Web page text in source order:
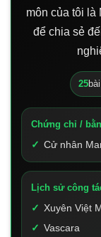
môn của tôi là
để chia sẻ
25
Chứng chỉ /
Cử nhân
Lịch sử công
Xuyên Việt
Vascara